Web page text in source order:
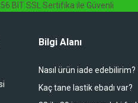
BIT SSL Sertifika ile Güvenli
Bilgi Alanı
Nasıl ürün iade edebilirim?
Kaç tane lastik ebadı var?